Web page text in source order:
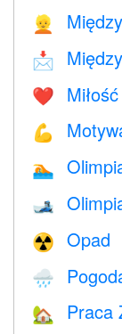
👱
📩
❤️️ Miłość
💪
🏊
🎿
☢️ Opad
🌧
🏡 Praca